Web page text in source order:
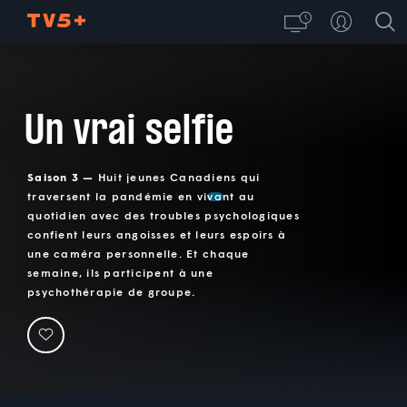
Un vrai selfie
Saison 3 — Huit jeunes Canadiens qui
traversent la pandémie en vivant au
quotidien avec des troubles psychologiques
confient leurs angoisses et leurs espoirs à
une caméra personnelle. Et chaque
semaine, ils participent à une
psychothérapie de groupe.